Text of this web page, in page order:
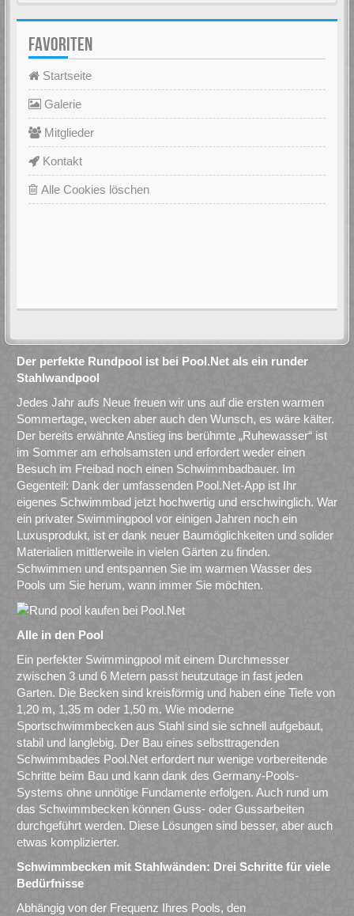
FAVORITEN
Startseite
Galerie
Mitglieder
Kontakt
Alle Cookies löschen
Der perfekte Rundpool ist bei Pool.Net als ein runder
Stahlwandpool
Jedes Jahr aufs Neue freuen wir uns auf die ersten warmen
Sommertage, wecken aber auch den Wunsch, es wäre kälter.
Der bereits erwähnte Anstieg ins berühmte „Ruhewasser“ ist
im Sommer am erholsamsten und erfordert weder einen
Besuch im Freibad noch einen Schwimmbadbauer. Im
Gegenteil: Dank der umfassenden Pool.Net-App ist Ihr
eigenes Schwimmbad jetzt hochwertig und erschwinglich. War
ein privater Swimmingpool vor einigen Jahren noch ein
Luxusprodukt, ist er dank neuer Baumöglichkeiten und solider
Materialien mittlerweile in vielen Gärten zu finden.
Schwimmen und entspannen Sie im warmen Wasser des
Pools um Sie herum, wann immer Sie möchten.
Alle in den Pool
Ein perfekter Swimmingpool mit einem Durchmesser
zwischen 3 und 6 Metern passt heutzutage in fast jeden
Garten. Die Becken sind kreisförmig und haben eine Tiefe von
1,20 m, 1,35 m oder 1,50 m. Wie moderne
Sportschwimmbecken aus Stahl sind sie schnell aufgebaut,
stabil und langlebig. Der Bau eines selbsttragenden
Schwimmbades Pool.Net erfordert nur wenige vorbereitende
Schritte beim Bau und kann dank des Germany-Pools-
Systems ohne unnötige Fundamente erfolgen. Auch rund um
das Schwimmbecken können Guss- oder Gussarbeiten
durchgeführt werden. Diese Lösungen sind besser, aber auch
etwas komplizierter.
Schwimmbecken mit Stahlwänden: Drei Schritte für viele
Bedürfnisse
Abhängig von der Frequenz Ihres Pools, den